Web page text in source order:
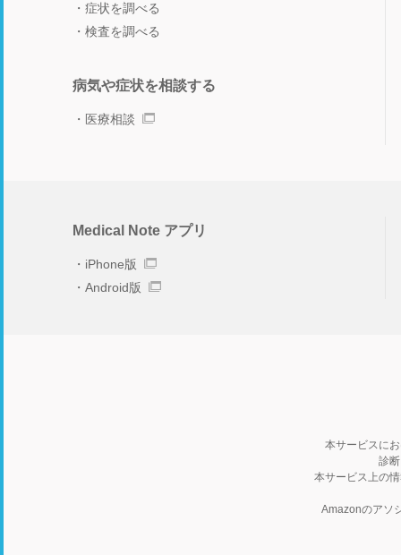
症状を調べる
検査を調べる
病気や症状を相談する
医療相談
Medical Note アプリ
iPhone版
Android版
本サービスに
診
本サービス上の
Amazonのアソ